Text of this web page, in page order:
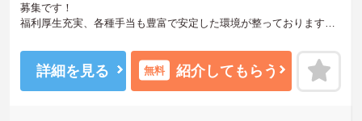
募集です！
福利厚生充実、各種手当も豊富で安定した環境が整っております。
とができます。
ご興味のある方は、面接のポイントお伝えしますのでお気軽にお問
詳細を見る 無料 紹介してもらう